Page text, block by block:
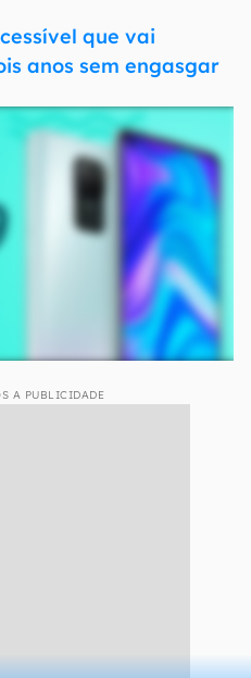
que vai
anos sem engasgar
A PUBLICIDADE